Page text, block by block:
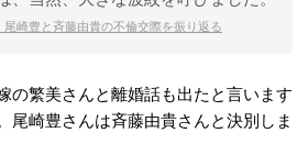
尾崎豊と斉藤由貴の不倫交際を振り返る
の繁美さんと離婚話も出たと言います
尾崎豊さんは斉藤由貴さんと決別しま